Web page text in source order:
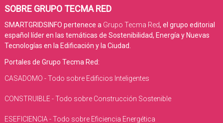
SOBRE GRUPO TECMA RED
SMARTGRIDSINFO pertenece a Grupo Tecma Red, el grupo editorial
español líder en las temáticas de Sostenibilidad, Energía y Nuevas
Tecnologías en la Edificación y la Ciudad.
Portales de Grupo Tecma Red:
CASADOMO - Todo sobre Edificios Inteligentes
CONSTRUIBLE - Todo sobre Construcción Sostenible
ESEFICIENCIA - Todo sobre Eficiencia Energética